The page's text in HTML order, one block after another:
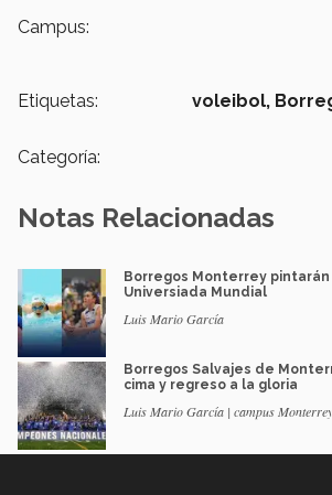
Campus:
Etiquetas: voleibol,
Categoría:
Notas Relacionadas
Borregos Monterrey
Universiada Mundial
Luis Mario García
Borregos Salvajes de
cima y regreso a la gloria
Luis Mario García | campus Monterrey